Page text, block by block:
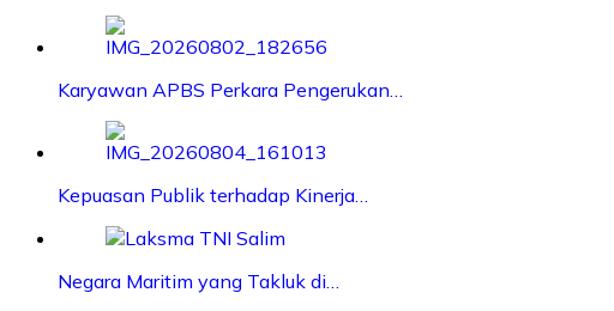
Karyawan APBS Perkara Pengerukan…
Kepuasan Publik terhadap Kinerja…
Negara Maritim yang Takluk di…